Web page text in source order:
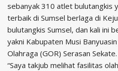
sebanyak 310 atlet bulutangkis
terbaik di Sumsel berlaga di
bulutangkis Sumsel, dan kali ini
yakni Kabupaten Musi
Olahraga (GOR) Serasan Sekate.
“Saya takjub melihat fasilitas